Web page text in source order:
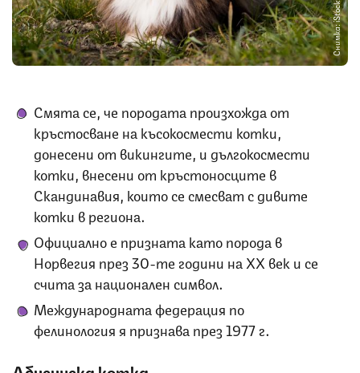
Снимка: iStock
Смята се, че породата произхожда от
кръстосване на късокосмести котки,
донесени от викингите, и дългокосмести
котки, внесени от кръстоносците в
Скандинавия, които се смесват с дивите
котки в региона.
Официално е призната като порода в
Норвегия през 30-те години на XX век и се
счита за национален символ.
Международната федерация по
фелинология я признава през 1977 г.